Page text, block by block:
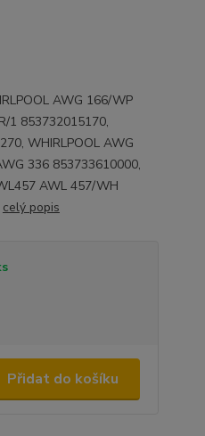
AWG 166/WP
1 853732015170,
WHIRLPOOL AWG
336 853733610000,
AWL 457/WH
celý popis
Přidat do košíku